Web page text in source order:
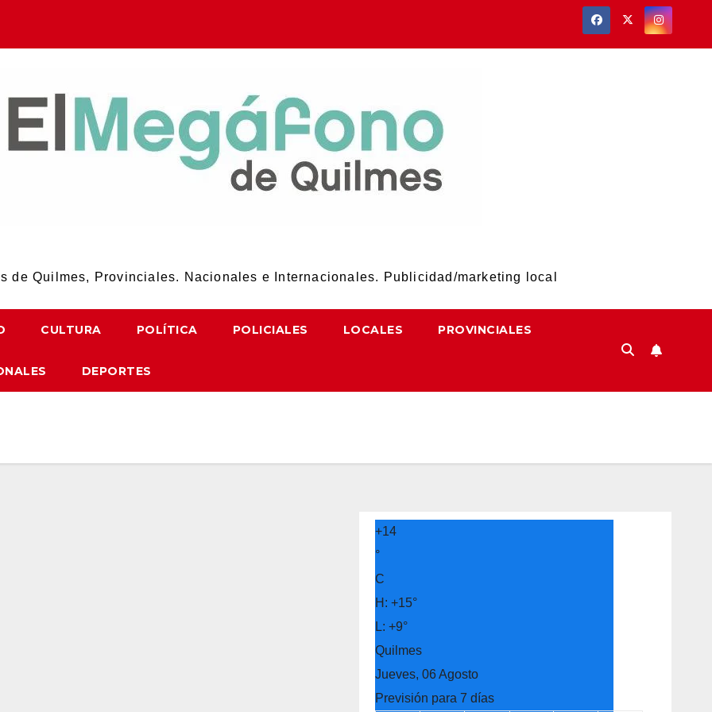
de Quilmes, Provinciales. Nacionales e Internacionales. Publicidad/marketing local
CULTURA POLÍTICA POLICIALES LOCALES PROVINCIALES
DEPORTES
+14
°
C
H:+15°
L:+9°
Quilmes
Jueves, 06 Agosto
Previsión para 7 días